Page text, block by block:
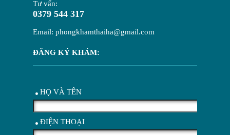
Tư vấn:
0379 544 317
Email: phongkhamthaiha@gmail.com
ĐĂNG KÝ KHÁM:
HỌ VÀ TÊN
ĐIỆN THOẠI